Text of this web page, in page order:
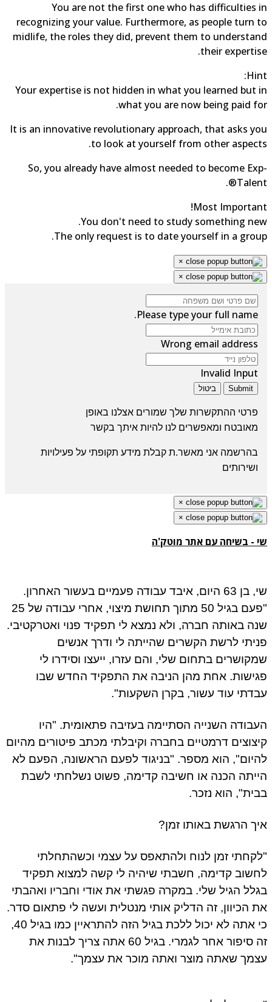
You are not the first one who has difficulties
recognizing your value. Furthermore, as people turn
midlife, the roles they did, prevent them to
their
Your expertise is not hidden in what you learned but
what you are now being paid
It is an innovative revolutionary approach, that asks
to look at yourself from other
So, you already have almost needed to become
Most
You don't need to study something
The only request is to date yourself in a
×
×
Please type your full name.
Wrong email address
Invalid Input
Submit ביטול
פרטי ההתקשרות שלך שמורים אצלנו באופן
מאובטחומאפשרים לנו להיות איתך בקשר
בהרשמה אני מאשר.ת קבלת מידע תקופתי על פעילויות
ושירותים
×
×
- בשיחה עם אתר מוטק'ה
שי, בן 63 היום, איבד עבודה פעמיים בעשור האחרון.
"פעם בגיל 50 מתוך תחושת מיצוי, אחרי עבודה של 25
באותה חברה, ולא נמצא לי תפקיד פנוי ואטרקטיבי.
לרשת הקשרים שהייתה לי ודרך אנשים
בתחום שלי, והם עזרו, ייעצו וסידרו לי
אחת מהן הניבה את התפקיד החדש שבו
עוד עשור, בקרן השקעות".
השנייה הסתיימה בעזיבה פתאומית. "היו
דרמטיים בחברה וקיבלתי מכתב פיטורים מהיום
הוא מספר. "בניגוד לפעם הראשונה, הפעם לא
הכנה או חשיבה קדימה, פשוט נשלחתי לשבת
הוא נזכר.
הרגשת באותו זמן?
זמן לנוח ולהתאפס על עצמי וכשהתחלתי
קדימה, חשבתי שיהיה לי קשה למצוא תפקיד
הגיל שלי. במקרה פגשתי את אודי וחבריו ואהבתי
הכיוון, זה הדליק אותי מנטלית ועשה לי פתאום סדר.
כי אתה לא יכול ללכת בגיל הזה להתראיין כמו בגיל 40,
זה סיפור אחר לגמרי. בגיל 60 אתה צריך לבנות את
שאתה מוצר ואתה מוכר את עצמך".